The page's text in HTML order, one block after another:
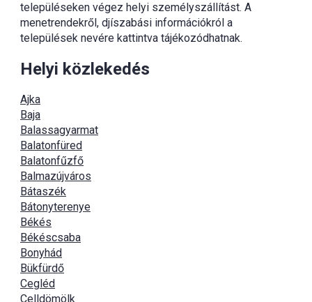
településeken végez helyi személyszállítást. A
menetrendekről, djíszabási információkról a
települések nevére kattintva tájékozódhatnak.
Helyi közlekedés
Ajka
Baja
Balassagyarmat
Balatonfüred
Balatonfűzfő
Balmazújváros
Bátaszék
Bátonyterenye
Békés
Békéscsaba
Bonyhád
Bükfürdő
Cegléd
Celldömölk